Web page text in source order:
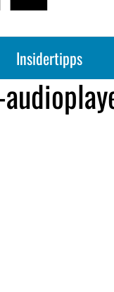
Insidertipps